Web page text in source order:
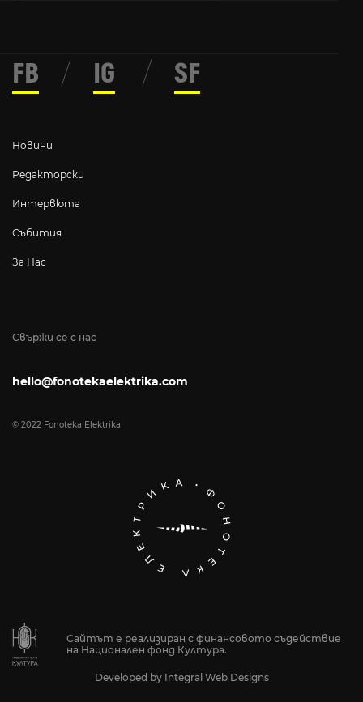
Свържи се с нас
hello@fonotekaelektrika.com
© 2022 Fonoteka Elektrika
Новини
Редакторски
Интервюта
Събития
За Нас
FB / IG / SF
Сайтът е реализиран с финансовото съдействие
на Национален фонд Култура.
Developed by Integral Web Designs